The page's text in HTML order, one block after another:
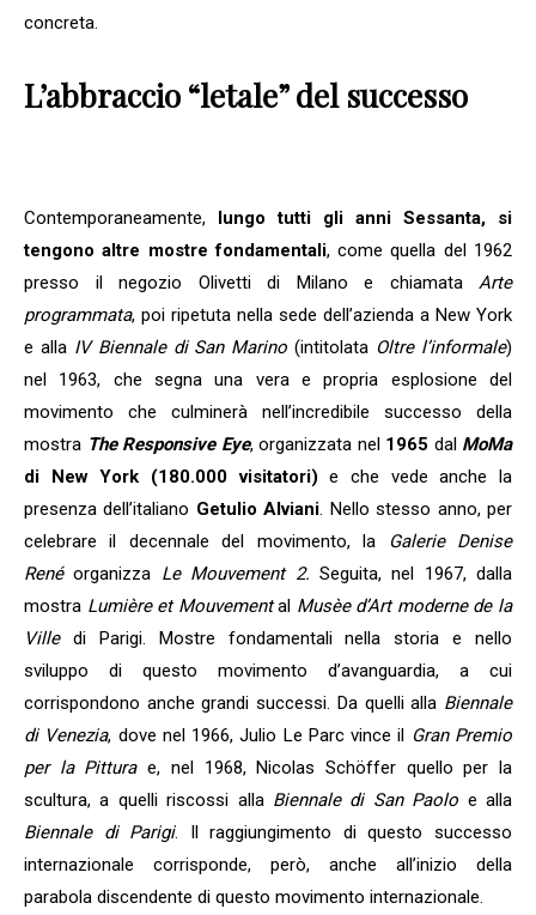
concreta.
L’abbraccio “letale” del successo
Contemporaneamente, lungo tutti gli anni Sessanta, si
tengono altre mostre fondamentali, come quella del 1962
presso il negozio Olivetti di Milano e chiamata Arte
programmata, poi ripetuta nella sede dell’azienda a New York
e alla IV Biennale di San Marino (intitolata Oltre l’informale)
nel 1963, che segna una vera e propria esplosione del
movimento che culminerà nell’incredibile successo della
mostra The Responsive Eye, organizzata nel 1965 dal MoMa
di New York (180.000 visitatori) e che vede anche la
presenza dell’italiano Getulio Alviani. Nello stesso anno, per
celebrare il decennale del movimento, la
Galerie Denise
Renéorganizza Le Mouvement 2. Seguita, nel 1967, dalla
mostra Lumière et Mouvemental Musèe d’Art moderne de la
Villedi Parigi. Mostre fondamentali nella storia e nello
sviluppo di questo movimento d’avanguardia, a cui
corrispondono anche grandi successi. Da quelli alla Biennale
di Venezia, dove nel 1966, Julio Le Parc vince il Gran Premio
per la Pitturae, nel 1968, Nicolas Schöffer quello per la
scultura, a quelli riscossi alla Biennale di San Paolo e alla
Biennale di Parigi. Il raggiungimento di questo successo
internazionale corrisponde, però, anche all’inizio della
parabola discendente di questo movimento internazionale.